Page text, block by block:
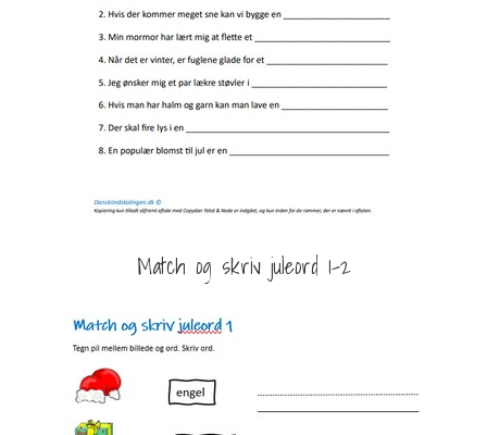
Match og skriv juleord 1-2